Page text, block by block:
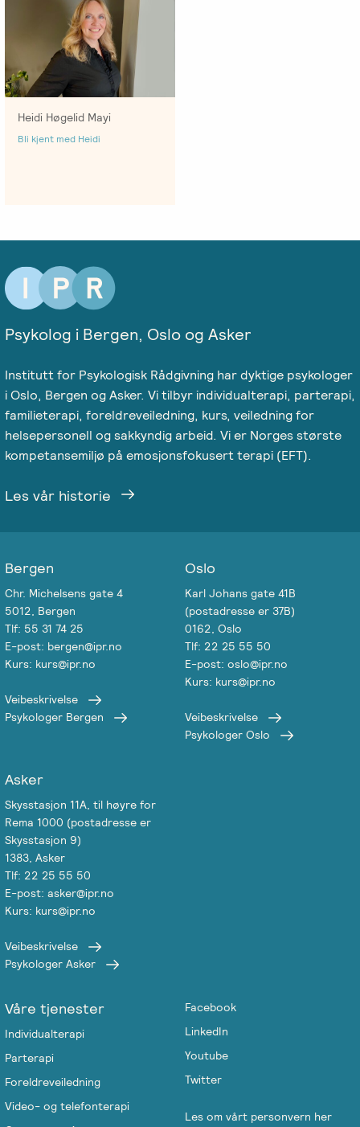
Heidi Høgelid Mayi
Bli kjent med Heidi
Psykolog i Bergen, Oslo og Asker
Institutt for Psykologisk Rådgivning har dyktige psykologer
i Oslo, Bergen og Asker. Vi tilbyr individualterapi, parterapi,
familieterapi, foreldreveiledning, kurs, veiledning for
helsepersonell og sakkyndig arbeid. Vi er Norges største
kompetansemiljø på emosjonsfokusert terapi (EFT).
Les vår historie
Bergen
Chr. Michelsens gate 4
5012, Bergen
Tlf: 55 31 74 25
E-post: bergen@ipr.no
Kurs: kurs@ipr.no
Veibeskrivelse
Psykologer Bergen
Oslo
Karl Johans gate 41B
(postadresse er 37B)
0162, Oslo
Tlf: 22 25 55 50
E-post: oslo@ipr.no
Kurs: kurs@ipr.no
Veibeskrivelse
Psykologer Oslo
Asker
Skysstasjon 11A, til høyre for
Rema 1000 (postadresse er
Skysstasjon 9)
1383, Asker
Tlf: 22 25 55 50
E-post: asker@ipr.no
Kurs: kurs@ipr.no
Veibeskrivelse
Psykologer Asker
Våre tjenester
Individualterapi
Parterapi
Foreldreveiledning
Video- og telefonterapi
Facebook
LinkedIn
Youtube
Twitter
Les om vårt personvern her